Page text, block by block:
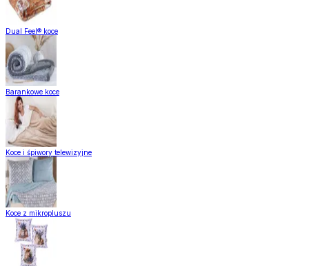
Dual Feel® koce
Barankowe koce
Koce i śpiwory telewizyjne
Koce z mikropluszu